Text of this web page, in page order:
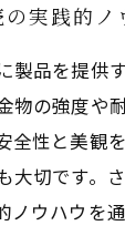
実践的ノ
製品を提供
の強度や
全性と美観
切です。
ウハウを